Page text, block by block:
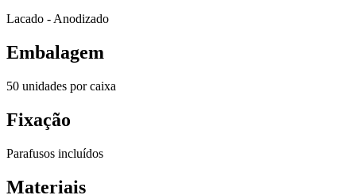
Lacado - Anodizado
Embalagem
50 unidades por caixa
Fixação
Parafusos incluídos
Materiais